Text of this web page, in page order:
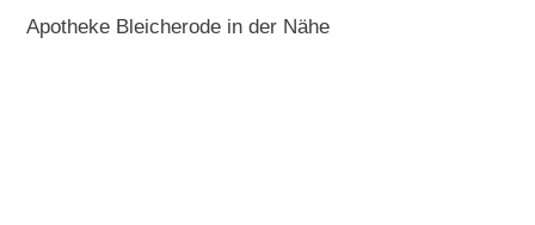
Apotheke Bleicherode in der Nähe